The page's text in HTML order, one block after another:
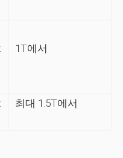
1T에서
최대 1.5T에서